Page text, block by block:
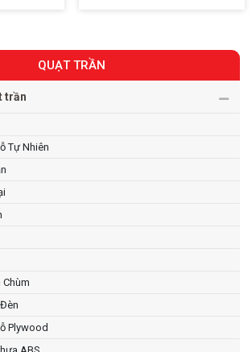
QUẠT TRẦN
trần
Tự Nhiên
Chùm
Plywood